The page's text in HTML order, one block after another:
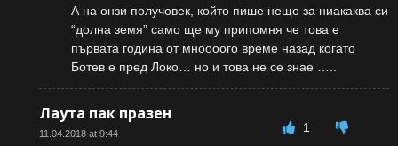
А на онзи получовек, който пише нещо за ниакаква си
“долна земя” само ще му припомня че това е
първата година от мноооого време назад когато
Ботев е пред Локо… но и това не се знае …..
Лаута пак празен
11.04.2018 at 9:44
1